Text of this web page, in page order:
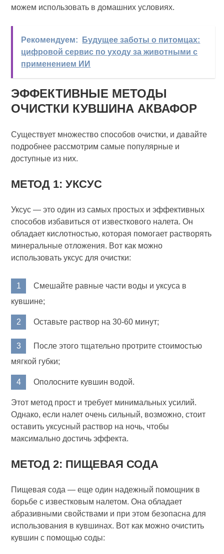
можем использовать в домашних условиях.
Рекомендуем:
Будущее заботы о питомцах:
цифровой сервис по уходу за животными с
применением ИИ
ЭФФЕКТИВНЫЕ МЕТОДЫ
ОЧИСТКИ КУВШИНА АКВАФОР
Существует множество способов очистки, и давайте
подробнее рассмотрим самые популярные и
доступные из них.
МЕТОД 1: УКСУС
Уксус — это один из самых простых и эффективных
способов избавиться от известкового налета. Он
обладает кислотностью, которая помогает растворять
минеральные отложения. Вот как можно
использовать уксус для очистки:
Смешайте равные части воды и уксуса в
кувшине;
Оставьте раствор на 30-60 минут;
После этого тщательно протрите стоимостью
мягкой губки;
Ополосните кувшин водой.
Этот метод прост и требует минимальных усилий.
Однако, если налет очень сильный, возможно, стоит
оставить уксусный раствор на ночь, чтобы
максимально достичь эффекта.
МЕТОД 2: ПИЩЕВАЯ СОДА
Пищевая сода — еще один надежный помощник в
борьбе с известковым налетом. Она обладает
абразивными свойствами и при этом безопасна для
использования в кувшинах. Вот как можно очистить
кувшин с помощью соды: